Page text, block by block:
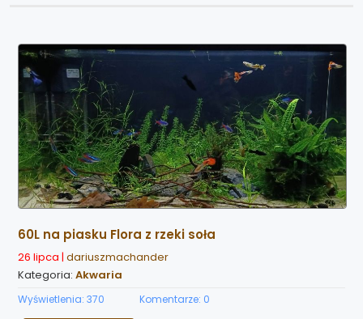
60L na piasku Flora z rzeki soła
26 lipca | dariuszmachander
Kategoria: Akwaria
Wyświetlenia: 370 Komentarze: 0